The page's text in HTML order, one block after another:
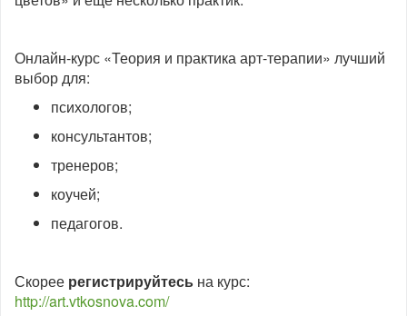
Онлайн-курс «Теория и практика арт-терапии» лучший
выбор для:
психологов;
консультантов;
тренеров;
коучей;
педагогов.
Скорее регистрируйтесь на курс:
http://art.vtkosnova.com/